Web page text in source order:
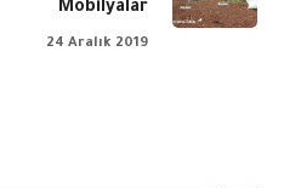
Mobilyalar
24 Aralık 2019